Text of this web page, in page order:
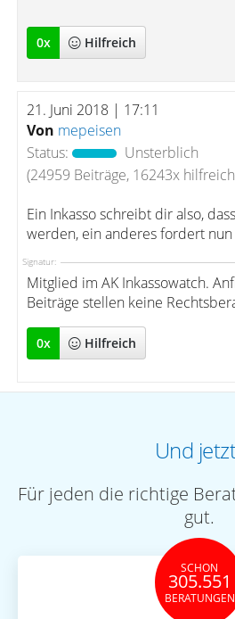
0x Hilfreich
21. Juni 2018 | 17:11
Von mepeisen
Status:
Unsterblich
(24959 Beiträge, 16243x
Ein Inkasso schreibt dir also,
werden, ein anderes fordert nun
Signatur:
Mitglied im AK Inkassowatch.
Beiträge stellen keine
0x Hilfreich
Und
Für jeden die richtige
gut.
SCHON
305.551
BERATUNGEN